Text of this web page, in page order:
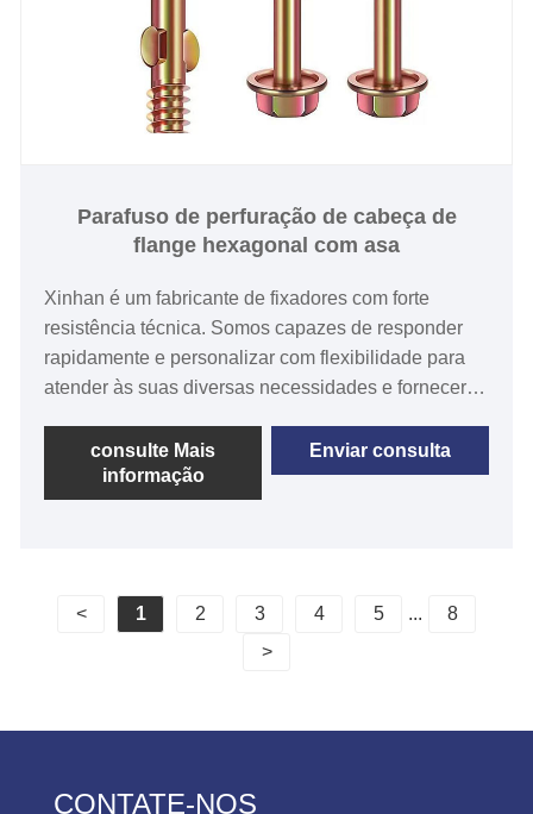
Parafuso de perfuração de cabeça de
flange hexagonal com asa
Xinhan é um fabricante de fixadores com forte
resistência técnica. Somos capazes de responder
rapidamente e personalizar com flexibilidade para
atender às suas diversas necessidades e fornecer
cabeça flangeada hexagonal com asa é um fixador
especializado projetado para união eficiente e
segura de materiais.
consulte Mais
informação
Enviar consulta
< 1 2 3 4 5 ...
8
>
CONTATE-NOS